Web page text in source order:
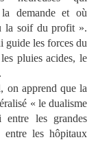
demande et où
la soif du profit ».
guide les forces du
pluies acides, le
on apprend que la
« le dualisme
entre les grandes
entre les hôpitaux